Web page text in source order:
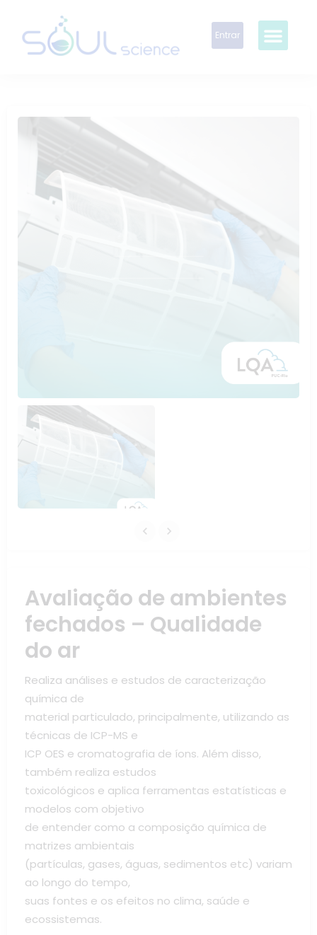
Entrar
Avaliação de ambientes
fechados – Qualidade
do ar
Realiza análises e estudos de caracterização
química de
material particulado, principalmente, utilizando as
técnicas de ICP-MS e
ICP OES e cromatografia de íons. Além disso,
também realiza estudos
toxicológicos e aplica ferramentas estatísticas e
modelos com objetivo
de entender como a composição química de
matrizes ambientais
(partículas, gases, águas, sedimentos etc) variam
ao longo do tempo,
suas fontes e os efeitos no clima, saúde e
ecossistemas.